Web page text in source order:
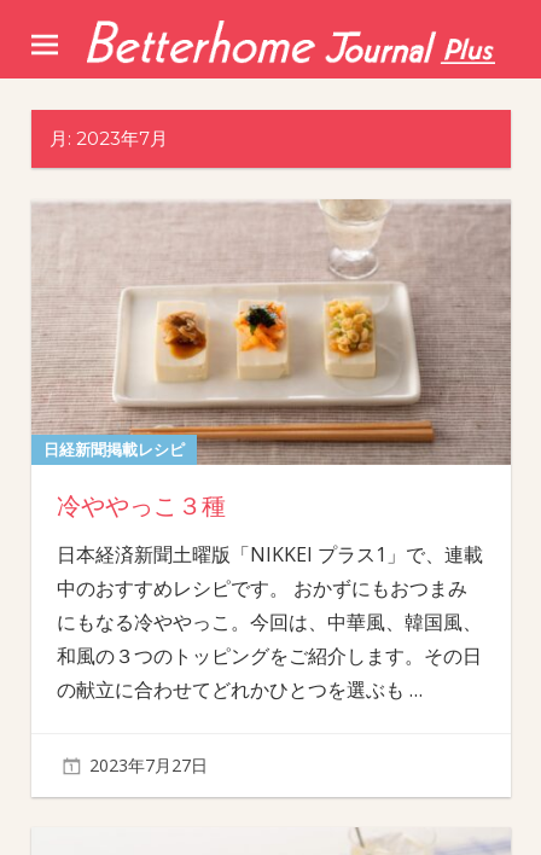
content
月: 2023年7月
日経新聞掲載レシピ
冷ややっこ３種
日本経済新聞土曜版「NIKKEI プラス1」で、連載
中のおすすめレシピです。 おかずにもおつまみ
にもなる冷ややっこ。今回は、中華風、韓国風、
和風の３つのトッピングをご紹介します。その日
の献立に合わせてどれかひとつを選ぶも …
2023年7月27日